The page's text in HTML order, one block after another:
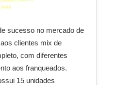
sucesso no mercado de
clientes mix de
com diferentes
aos franqueados.
15 unidades